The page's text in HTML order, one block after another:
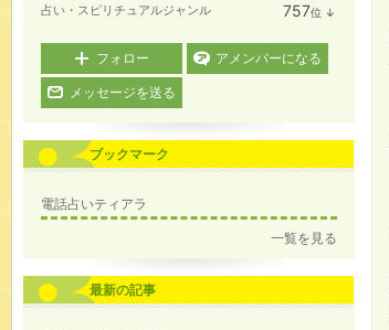
占い・スピリチュアルジャンル 757位 ↓
フォロー アメンバーになる
メッセージを送る
ブックマーク
電話占いティアラ
一覧を見る
最新の記事